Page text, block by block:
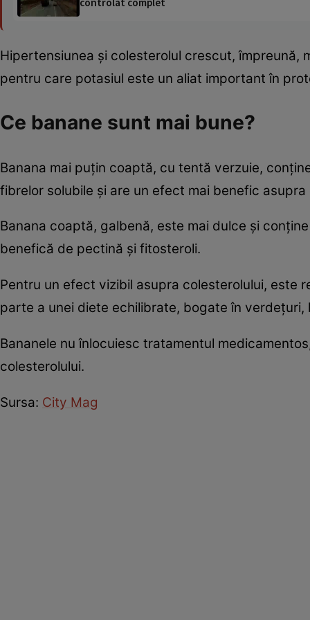
Hipertensiunea și colesterolul crescut,
pentru care potasiul este un aliat important în
Ce banane sunt mai bune?
Banana mai puțin coaptă, cu tentă verzuie,
fibrelor solubile și are un efect mai benefic asupra
Banana coaptă, galbenă, este mai dulce și
benefică de pectină și fitosteroli.
Pentru un efect vizibil asupra colesterolului, este
parte a unei diete echilibrate, bogate în verdețuri,
Bananele nu înlocuiesc tratamentul
colesterolului.
Sursa: City Mag